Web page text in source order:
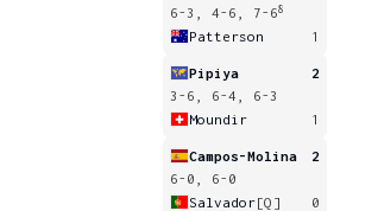
6-3, 4-6, 7-68
Patterson 1
Pipiya
2
3-6, 6-4, 6-3
Moundir
1
Campos-Molina
2
6-0, 6-0
Salvador[Q] 0